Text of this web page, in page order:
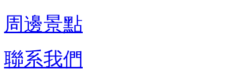
周邊景點
聯系我們